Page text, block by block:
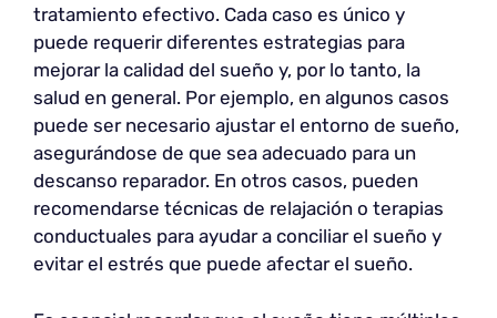
tratamiento efectivo. Cada caso es único y
puede requerir diferentes estrategias para
mejorar la calidad del sueño y, por lo tanto, la
salud en general. Por ejemplo, en algunos casos
puede ser necesario ajustar el entorno de sueño,
asegurándose de que sea adecuado para un
descanso reparador. En otros casos, pueden
recomendarse técnicas de relajación o terapias
conductuales para ayudar a conciliar el sueño y
evitar el estrés que puede afectar el sueño.